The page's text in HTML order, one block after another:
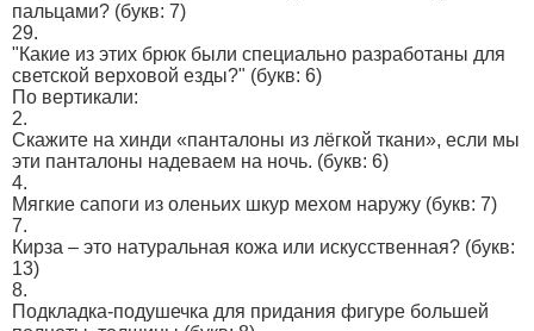
пальцами? (букв: 7)
29.
"Какие из этих брюк были специально разработаны для
светской верховой езды?" (букв: 6)
По вертикали:
2.
Скажите на хинди «панталоны из лёгкой ткани», если мы
эти панталоны надеваем на ночь. (букв: 6)
4.
Мягкие сапоги из оленьих шкур мехом наружу (букв: 7)
7.
Кирза – это натуральная кожа или искусственная? (букв:
13)
8.
Подкладка-подушечка для придания фигуре большей